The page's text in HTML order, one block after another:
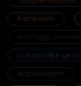
Kamperen
Lichamelijke
Mannenbrein